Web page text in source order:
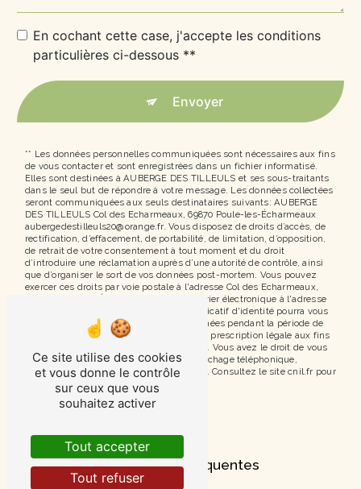
En cochant cette case, j'accepte les conditions
particulières ci-dessous **
Envoyer
** Les données personnelles communiquées sont nécessaires aux fins
de vous contacter et sont enregistrées dans un fichier informatisé.
Elles sont destinées à AUBERGE DES TILLEULS et ses sous-traitants
dans le seul but de répondre à votre message. Les données collectées
seront communiquées aux seuls destinataires suivants: AUBERGE
DES TILLEULS Col des Echarmeaux, 69870 Poule-les-Écharmeaux
aubergedestilleuls20@orange.fr. Vous disposez de droits d’accès, de
rectification, d’effacement, de portabilité, de limitation, d’opposition,
de retrait de votre consentement à tout moment et du droit
d’introduire une réclamation auprès d’une autorité de contrôle, ainsi
que d’organiser le sort de vos données post-mortem. Vous pouvez
exercer ces droits par voie postale à l'adresse Col des Echarmeaux,
69870 Poule-les-Écharmeaux ou par courrier électronique à l'adresse
aubergedestilleuls20@orange.fr. Un justificatif d'identité pourra vous
être demandé. Nous conservons vos données pendant la période de
prise de contact puis pendant la durée de prescription légale aux fins
probatoires et de gestion des contentieux. Vous avez le droit de vous
inscrire sur la liste d'opposition au démarchage téléphonique,
disponible à cette adresse: Bloctel.gouv.fr . Consultez le site cnil.fr pour
plus d’informations sur vos droits.
Recherches fréquentes
Ce site utilise des cookies
et vous donne le contrôle
sur ceux que vous
souhaitez activer
Tout accepter
Tout refuser